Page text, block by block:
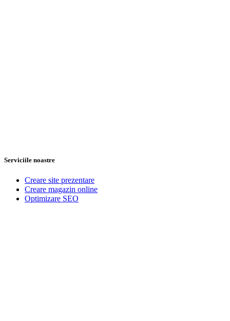
Serviciile noastre
Creare site prezentare
Creare magazin online
Optimizare SEO